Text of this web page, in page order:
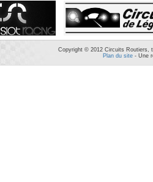
Copyright © 2012 Circuits Routiers,
Plan du site - Une